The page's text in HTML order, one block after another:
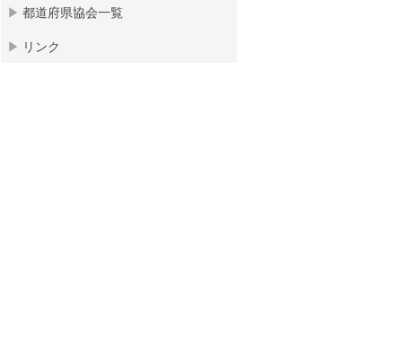
都道府県協会一覧
リンク